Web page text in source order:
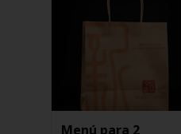
Menú para 2